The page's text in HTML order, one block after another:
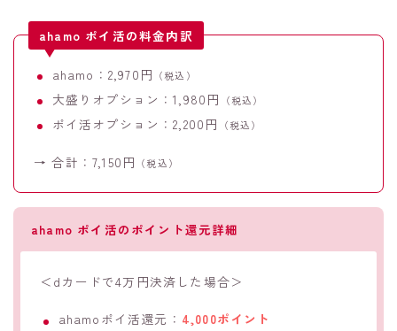
ahamo ポイ活の料金内訳
ahamo：2,970円 （税込）
大盛りオプション：1,980円 （税込）
ポイ活オプション：2,200円 （税込）
→ 合計：7,150円 （税込）
ahamo ポイ活のポイント還元詳細
＜dカードで4万円決済した場合＞
ahamoポイ活還元： 4,000ポイント